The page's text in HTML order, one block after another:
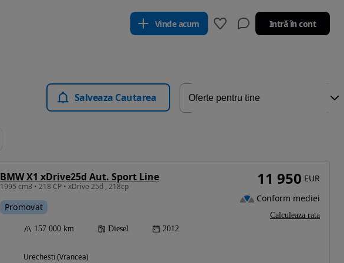
Vinde acum Intră în cont
Salveaza Cautarea
BMW X1 xDrive25d Aut. Sport Line
1995 cm3 • 218 CP • xDrive 25d , 218cp
Promovat
157 000 km Diesel 2012
Urechesti (Vrancea)
11 950 EUR
Conform mediei
Calculeaza rata